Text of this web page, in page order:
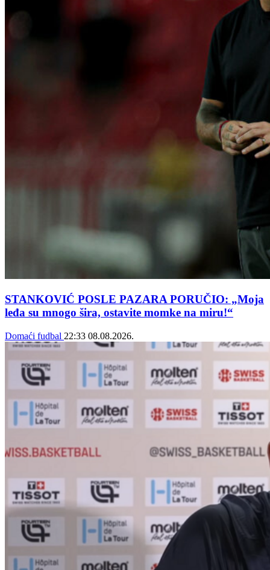
STANKOVIĆ POSLE PAZARA PORUČIO: „Moja
leđa su mnogo šira, ostavite momke na miru!“
Domaći fudbal 22:33 08.08.2026.